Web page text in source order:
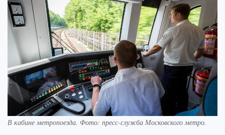
В кабине метропоезда. Фото: пресс-служба Московского метро.